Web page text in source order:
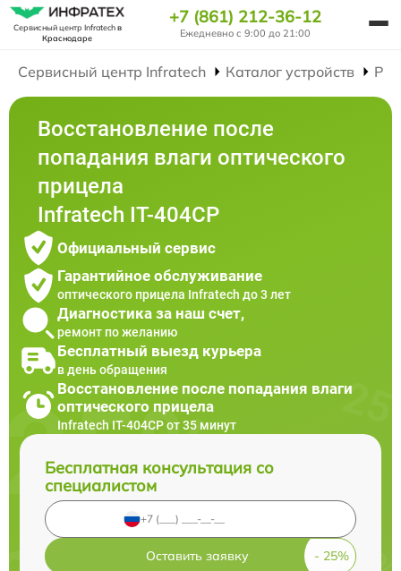
Сервисный центр Infratechв
Краснодаре
+7 (861) 212-36-12
Ежедневно с 9:00 до 21:00
Сервисный центр Infratech Каталог устройств
Восстановление после
попадания влаги оптического
прицела
Infratech IT-404CP
Официальный сервис
Гарантийное обслуживание
оптического прицела Infratech до 3 лет
Диагностика за наш счет,
ремонт по желанию
Бесплатный выезд курьера
в день обращения
Восстановление после попадания влаги
оптического прицела
Infratech IT-404CP от 35 минут
Бесплатная консультация со
специалистом
Оставить заявку